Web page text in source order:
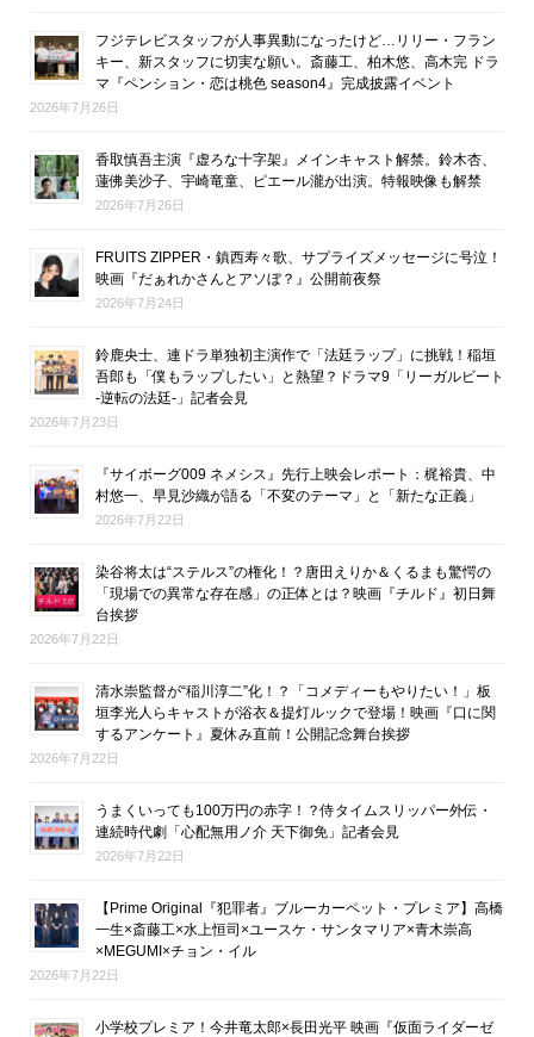
フジテレビスタッフが人事異動になったけど…リリー・フラン
キー、新スタッフに切実な願い。斎藤工、柏木悠、高木完 ドラ
マ『ペンション・恋は桃色 season4』完成披露イベント
2026年7月26日
香取慎吾主演『虚ろな十字架』メインキャスト解禁。鈴木杏、
蓮佛美沙子、宇崎竜童、ピエール瀧が出演。特報映像も解禁
2026年7月26日
FRUITS ZIPPER・鎮西寿々歌、サプライズメッセージに号泣！
映画『だぁれかさんとアソぼ？』公開前夜祭
2026年7月24日
鈴鹿央士、連ドラ単独初主演作で「法廷ラップ」に挑戦！稲垣
吾郎も「僕もラップしたい」と熱望？ドラマ9「リーガルビート
-逆転の法廷-」記者会見
2026年7月23日
『サイボーグ009 ネメシス』先行上映会レポート：梶裕貴、中
村悠一、早見沙織が語る「不変のテーマ」と「新たな正義」
2026年7月22日
染谷将太は“ステルス”の権化！？唐田えりか＆くるまも驚愕の
「現場での異常な存在感」の正体とは？映画『チルド』初日舞
台挨拶
2026年7月22日
清水崇監督が“稲川淳二”化！？「コメディーもやりたい！」板
垣李光人らキャストが浴衣＆提灯ルックで登場！映画『口に関
するアンケート』夏休み直前！公開記念舞台挨拶
2026年7月22日
うまくいっても100万円の赤字！？侍タイムスリッパー外伝・
連続時代劇「心配無用ノ介 天下御免」記者会見
2026年7月22日
【Prime Original『犯罪者』ブルーカーペット・プレミア】高橋
一生×斎藤工×水上恒司×ユースケ・サンタマリア×青木崇高
×MEGUMI×チョン・イル
2026年7月22日
小学校プレミア！今井竜太郎×長田光平 映画『仮面ライダーゼ